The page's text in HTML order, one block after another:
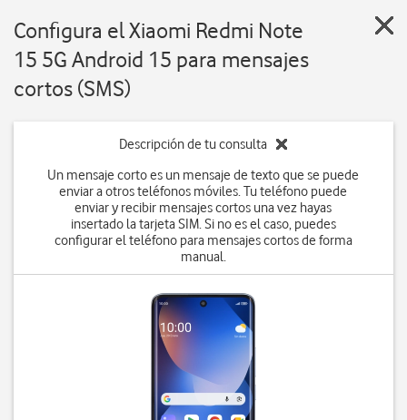
Configura el Xiaomi Redmi Note
15 5G Android 15 para mensajes
cortos (SMS)
Descripción de tu consulta
Un mensaje corto es un mensaje de texto que se puede
enviar a otros teléfonos móviles. Tu teléfono puede
enviar y recibir mensajes cortos una vez hayas
insertado la tarjeta SIM. Si no es el caso, puedes
configurar el teléfono para mensajes cortos de forma
manual.